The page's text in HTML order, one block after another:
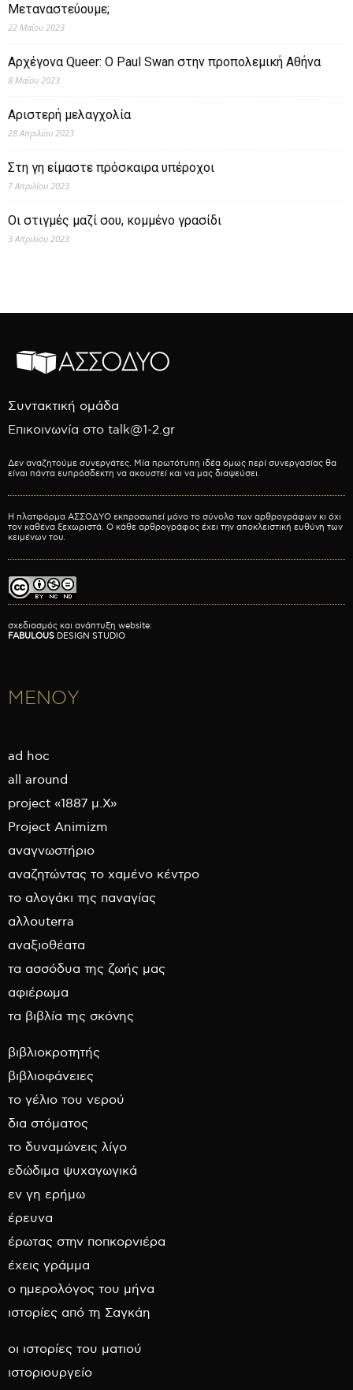
Μεταναστεύουμε;
22 Μαΐου 2023
Αρχέγονα Queer: O Paul Swan στην προπολεμική Αθήνα
8 Μαΐου 2023
Αριστερή μελαγχολία
28 Απριλίου 2023
Στη γη είμαστε πρόσκαιρα υπέροχοι
7 Απριλίου 2023
Οι στιγμές μαζί σου, κομμένο γρασίδι
3 Απριλίου 2023
Συντακτική ομάδα
Επικοινωνία στο talk@1-2.gr
Δεν αναζητούμε συνεργάτες. Μία πρωτότυπη ιδέα όμως περί συνεργασίας θα
είναι πάντα ευπρόσδεκτη να ακουστεί και να μας διαψεύσει.
Η πλατφόρμα ΑΣΣΟΔΥΟ εκπροσωπεί μόνο το σύνολο των αρθρογράφων κι όχι
τον καθένα ξεχωριστά. Ο κάθε αρθρογράφος έχει την αποκλειστική ευθύνη των
κειμένων του.
σχεδιασμός και ανάπτυξη website:
FABULOUS DESIGN STUDIO
ΜΕΝΟΥ
ad hoc
all around
project «1887 μ.Χ»
Project Animizm
αναγνωστήριο
αναζητώντας το χαμένο κέντρο
το αλογάκι της παναγίας
αλλουterra
αναξιοθέατα
τα ασσόδυα της ζωής μας
αφιέρωμα
τα βιβλία της σκόνης
βιβλιοκροτητής
βιβλιοφάνειες
το γέλιο του νερού
δια στόματος
το δυναμώνεις λίγο
εδώδιμα ψυχαγωγικά
εν γη ερήμω
έρευνα
έρωτας στην ποπκορνιέρα
έχεις γράμμα
ο ημερολόγος του μήνα
ιστορίες από τη Σαγκάη
οι ιστορίες του ματιού
ιστοριουργείο